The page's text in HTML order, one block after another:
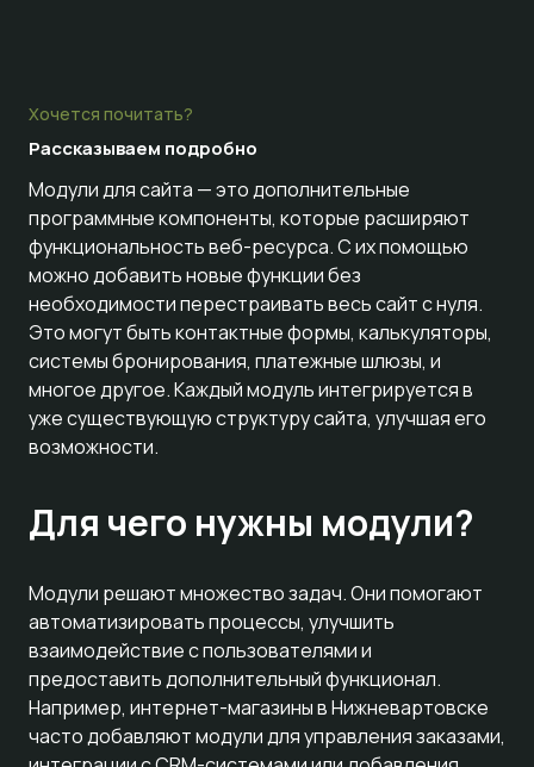
Хочется почитать?
Рассказываем подробно
Модули для сайта — это дополнительные
программные компоненты, которые расширяют
функциональность веб-ресурса. С их помощью
можно добавить новые функции без
необходимости перестраивать весь сайт с нуля.
Это могут быть контактные формы, калькуляторы,
системы бронирования, платежные шлюзы, и
многое другое. Каждый модуль интегрируется в
уже существующую структуру сайта, улучшая его
возможности.
Для чего нужны модули?
Модули решают множество задач. Они помогают
автоматизировать процессы, улучшить
взаимодействие с пользователями и
предоставить дополнительный функционал.
Например, интернет-магазины в Нижневартовске
часто добавляют модули для управления заказами,